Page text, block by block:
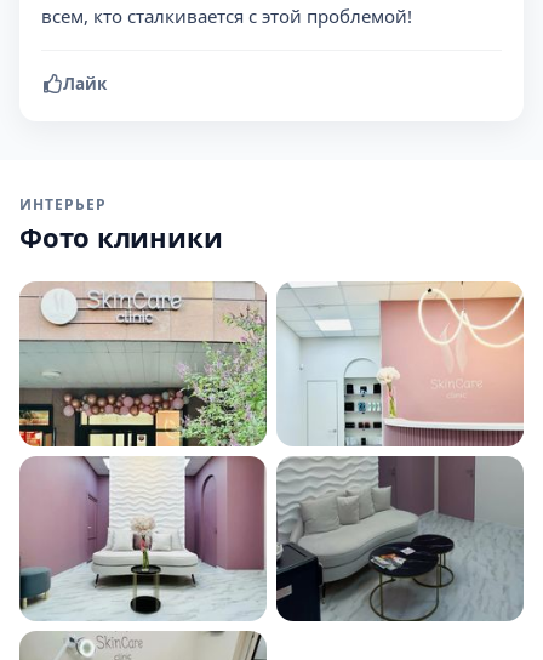
всем, кто сталкивается с этой проблемой!
Лайк
ИНТЕРЬЕР
Фото клиники